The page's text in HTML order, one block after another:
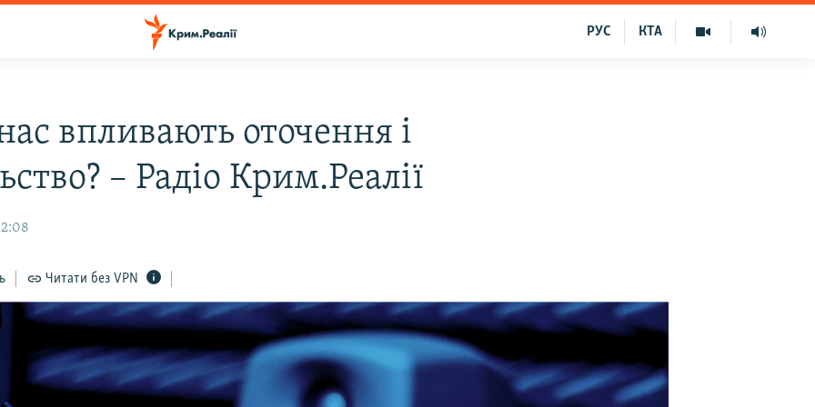
КТА
РУС
впливають оточення і
– Радіо Крим.Реалії
Читати без VPN